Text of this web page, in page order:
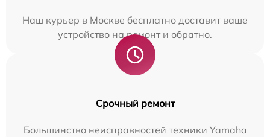
Наш курьер в Москве бесплатно доставит ваше
устройство на ремонт и обратно.
Срочный ремонт
Большинство неисправностей техники Yamaha